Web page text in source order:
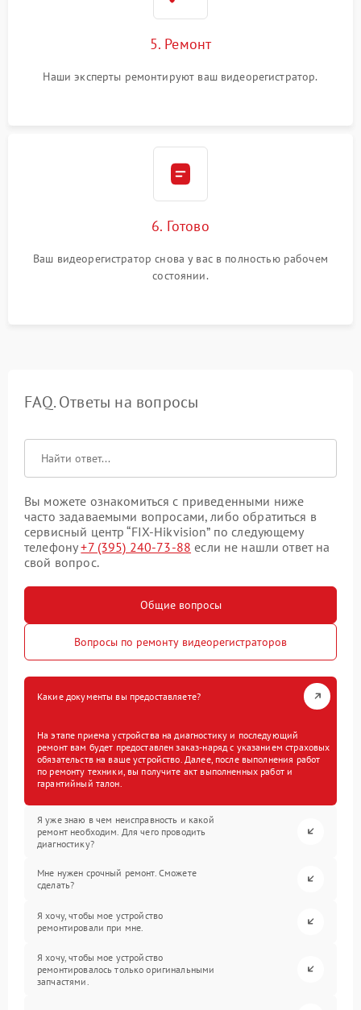
5. Ремонт
Наши эксперты ремонтируют ваш видеорегистратор.
6. Готово
Ваш видеорегистратор снова у вас в полностью рабочем
состоянии.
FAQ. Ответы на вопросы
Вы можете ознакомиться с приведенными ниже
часто задаваемыми вопросами, либо обратиться в
сервисный центр “FIX-Hikvision” по следующему
телефону+7 (395) 240-73-88 если не нашли ответ на
свой вопрос.
Общие вопросы
Вопросы по ремонту видеорегистраторов
Какие документы вы предоставляете?
На этапе приема устройства на диагностику и последующий
ремонт вам будет предоставлен заказ-наряд с указанием страховых
обязательств на ваше устройство. Далее, после выполнения работ
по ремонту техники, вы получите акт выполненных работ и
гарантийный талон.
Я уже знаю в чем неисправность и какой
ремонт необходим. Для чего проводить
диагностику?
Мне нужен срочный ремонт. Сможете
сделать?
Я хочу, чтобы мое устройство
ремонтировали при мне.
Я хочу, чтобы мое устройство
ремонтировалось только оригинальными
запчастями.